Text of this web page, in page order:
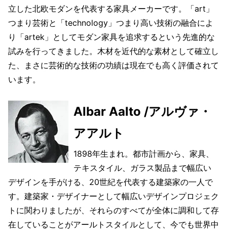
立した北欧モダンを代表する家具メーカーです。「art」
つまり芸術と「technology」つまり高い技術の融合によ
り「artek」としてモダン家具を追求するという先進的な
試みを行ってきました。木材を近代的な素材として確立し
た、まさに芸術的な技術の功績は現在でも高く評価されて
います。
Albar Aalto /アルヴァ・
アアルト
1898年生まれ。都市計画から、家具、
テキスタイル、ガラス製品まで幅広い
デザインを手がける、20世紀を代表する建築家の一人で
す。建築家・デザイナーとして幅広いデザインプロジェク
トに関わりましたが、それらのすべてが全体に調和して存
在していることがアールトスタイルとして、今でも世界中